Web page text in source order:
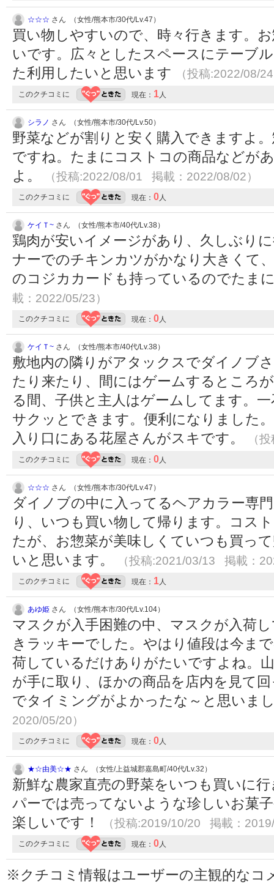
☆☆☆ さん （女性/熊本市/30代/Lv.47）
買い物しやすいので、時々行きます。
いです。広々としたスペースにテーブ
た利用したいと思います
（投稿:2022/08/
このクチコミに 現在： 1人
シラノ さん （女性/熊本市/30代/Lv.50）
野菜などが割りと安く購入できますよ
ですね。たまにコストコの商品などが
よ。
（投稿:2022/08/01 掲載：2022/08/02）
このクチコミに 現在： 0人
ケイＴ~ さん （女性/熊本市/40代/Lv.38）
鶏肉が安いイメージがあり、久しぶり
ナーでのチキンカツがかなり大きくて
のコジカカードも持っているのでたま
載：2022/05/23）
このクチコミに 現在： 0人
ケイＴ~ さん （女性/熊本市/40代/Lv.38）
敷地内の隣りがアタックスでダイノブ
たり来たり、間にはゲームするところ
る間、子供と主人はゲームしてます。
サクッとできます。便利になりました
入り口にある花屋さんがスキです。
（
このクチコミに 現在： 0人
☆☆☆ さん （女性/熊本市/30代/Lv.47）
ダイノブの中に入ってるヘアカラー専
り、いつも買い物して帰ります。コス
たが、お惣菜が美味しくていつも買っ
いと思います。
（投稿:2021/03/13 掲載：
このクチコミに 現在： 1人
あゆ姫 さん （女性/熊本市/30代/Lv.104）
マスクが入手困難の中、マスクが入荷
きラッキーでした。やはり値段は今ま
荷しているだけありがたいですよね。
が手に取り、ほかの商品を店内を見て
でタイミングがよかったな～と思いま
2020/05/20）
このクチコミに 現在： 0人
★☆由美☆★ さん （女性/上益城郡嘉島町/40代/Lv.32）
新鮮な農家直売の野菜をいつも買いに
パーでは売ってないような珍しいお菓
楽しいです！
（投稿:2019/10/20 掲載：
このクチコミに 現在： 0人
※クチコミ情報はユーザーの主観的なコ